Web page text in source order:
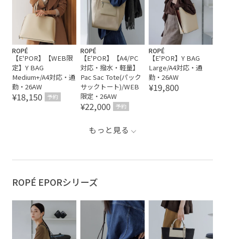
ROPÉ
【E'POR】【WEB限
定】Y BAG
Medium+/A4対応・通
勤・26AW
¥18,150 予約
ROPÉ
【E'POR】【A4/PC
対応・撥水・軽量】
Pac Sac Tote(パック
サックトート)/WEB
限定・26AW
¥22,000 予約
ROPÉ
【E'POR】Y BAG
Large/A4対応・通
勤・26AW
¥19,800
もっと見る
ROPÉ EPORシリーズ